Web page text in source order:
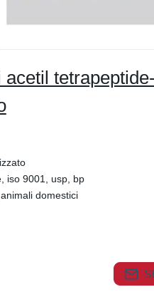
iso 9001, usp, bp
domestici